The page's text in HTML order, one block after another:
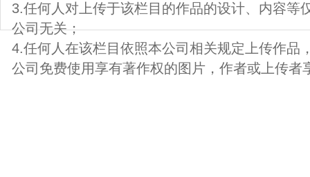
3.任何人对上传于该栏目的作品的设计、内容等
公司无关；
4.任何人在该栏目依照本公司相关规定上传作品
公司免费使用享有著作权的图片，作者或上传者